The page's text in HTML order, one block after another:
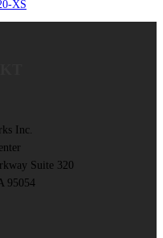
XS
Inc.
Suite 320
95054